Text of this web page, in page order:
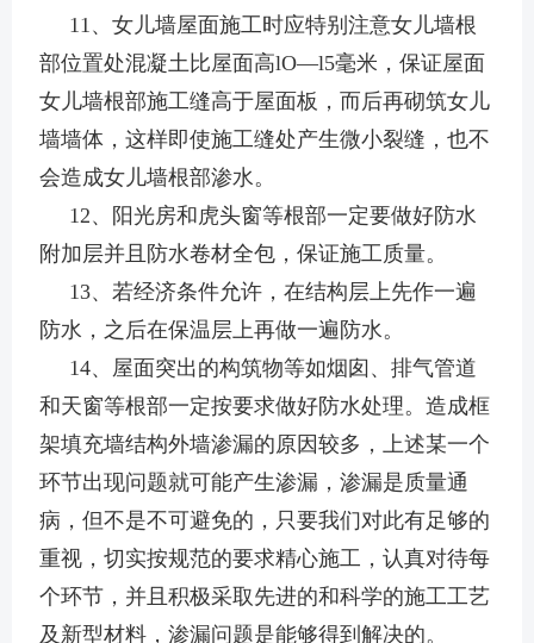
11、女儿墙屋面施工时应特别注意女儿墙根
部位置处混凝土比屋面高lO—l5毫米，保证屋面
女儿墙根部施工缝高于屋面板，而后再砌筑女儿
墙墙体，这样即使施工缝处产生微小裂缝，也不
会造成女儿墙根部渗水。
12、阳光房和虎头窗等根部一定要做好防水
附加层并且防水卷材全包，保证施工质量。
13、若经济条件允许，在结构层上先作一遍
防水，之后在保温层上再做一遍防水。
14、屋面突出的构筑物等如烟囱、排气管道
和天窗等根部一定按要求做好防水处理。造成框
架填充墙结构外墙渗漏的原因较多，上述某一个
环节出现问题就可能产生渗漏，渗漏是质量通
病，但不是不可避免的，只要我们对此有足够的
重视，切实按规范的要求精心施工，认真对待每
个环节，并且积极采取先进的和科学的施工工艺
及新型材料，渗漏问题是能够得到解决的。